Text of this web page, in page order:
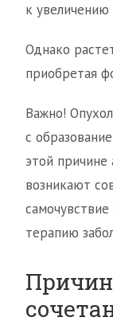
к увеличению
Однако
приобретая
Важно!
с
этой
возникают
терапию